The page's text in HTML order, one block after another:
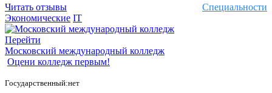
Специальности
Читать отзывы
Экономические IT
Перейти
Московский международный колледж
Оцени колледж первым!
Государственный:нет